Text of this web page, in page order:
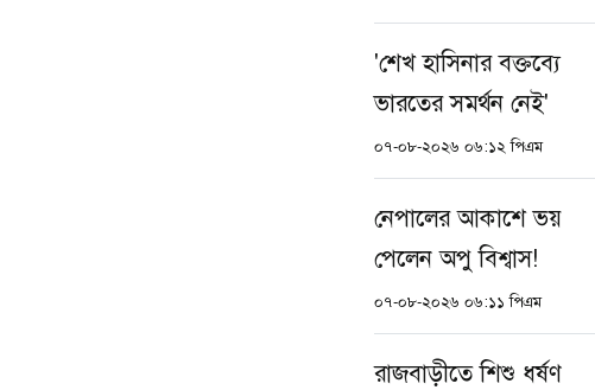
'শেখ হাসিনার বক্তব্যে
ভারতের সমর্থন নেই'
০৭-০৮-২০২৬ ০৬:১২ পিএম
নেপালের আকাশে ভয়
পেলেন অপু বিশ্বাস!
০৭-০৮-২০২৬ ০৬:১১ পিএম
রাজবাড়ীতে শিশু ধর্ষণ